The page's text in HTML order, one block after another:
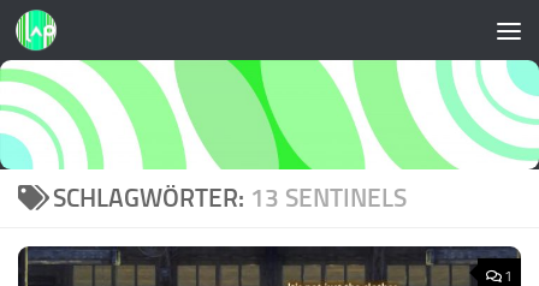
Zum Inhalt springen
SCHLAGWÖRTER: 13 SENTINELS
1